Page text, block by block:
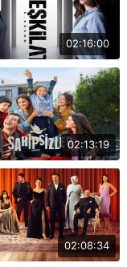
02:16:00
02:13:19
02:08:34